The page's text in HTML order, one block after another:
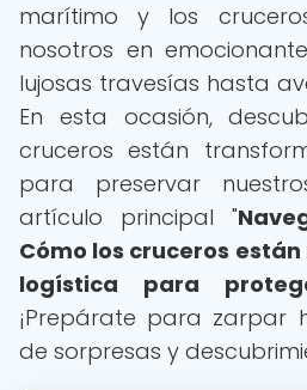
marítimo y los
nosotros en
lujosas travesías hasta
En esta ocasión,
cruceros están
para preservar
artículo principal "
Cómo los cruceros
logística para
¡Prepárate para zarpar
de sorpresas y